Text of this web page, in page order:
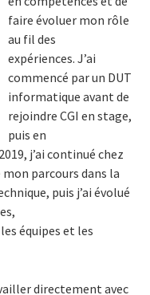
faire évoluer mon rôle
au fil des
expériences. J’ai
commencé par un DUT
informatique avant de
rejoindre CGI en stage,
puis en
j’ai continué chez
mon parcours dans la
puis j’ai évolué
équipes et les
directement avec